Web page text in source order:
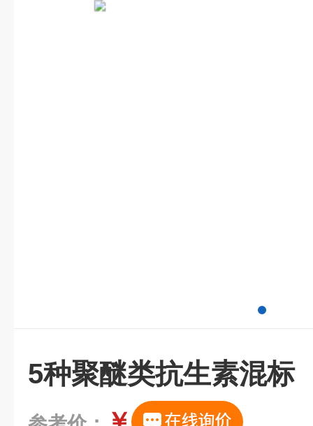
5种聚醚类抗生素混标